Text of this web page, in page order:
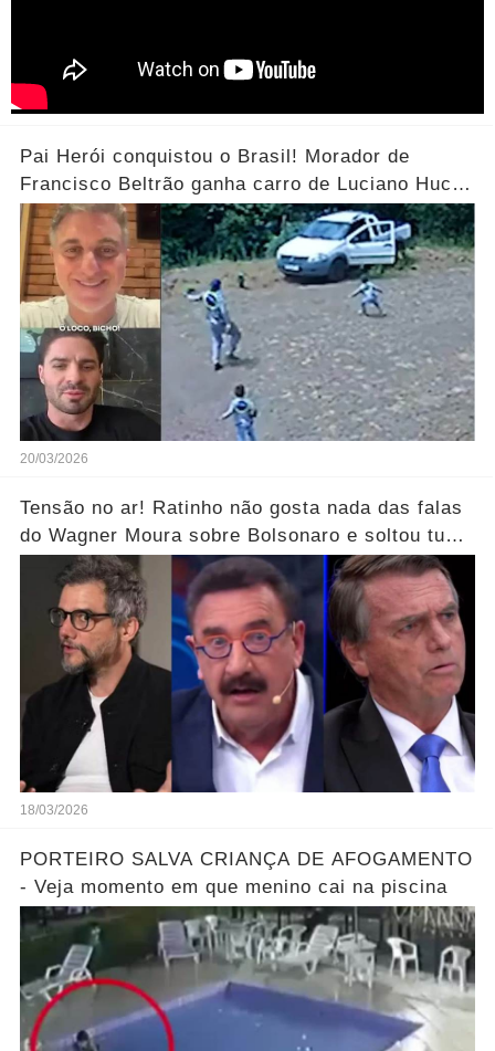
Pai Herói conquistou o Brasil! Morador de
Francisco Beltrão ganha carro de Luciano Huck
após vídeo dos filhos viralizar.... Ver mais
20/03/2026
Tensão no ar! Ratinho não gosta nada das falas
do Wagner Moura sobre Bolsonaro e soltou tudo
sem filtro.... Veja o vídeo
18/03/2026
PORTEIRO SALVA CRIANÇA DE AFOGAMENTO
- Veja momento em que menino cai na piscina